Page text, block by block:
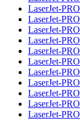
LaserJet-
LaserJet-
LaserJet-
LaserJet-
LaserJet-
LaserJet-
LaserJet-
LaserJet-
LaserJet-
LaserJet-
LaserJet-